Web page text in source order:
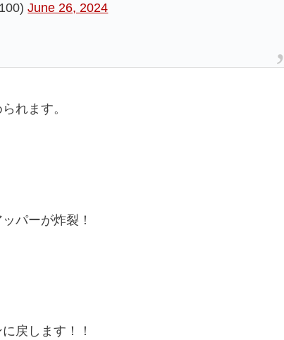
June 26, 2024
れます。
パーが炸裂！
戻します！！